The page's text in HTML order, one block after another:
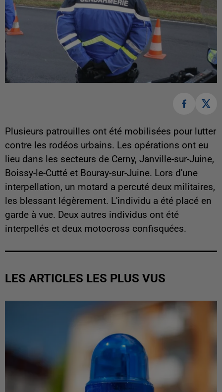
Plusieurs patrouilles ont été mobilisées pour lutter
contre les rodéos urbains. Les opérations ont eu
lieu dans les secteurs de Cerny, Janville-sur-Juine,
Boissy-le-Cutté et Bouray-sur-Juine. Lors d'une
interpellation, un motard a percuté deux militaires,
les blessant légèrement. L'individu a été placé en
garde à vue. Deux autres individus ont été
interpellés et deux motocross confisquées.
LES ARTICLES LES PLUS VUS